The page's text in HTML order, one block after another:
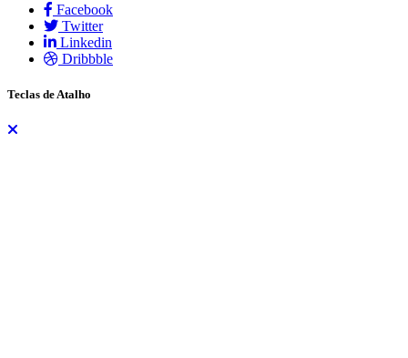
Facebook
Twitter
Linkedin
Dribbble
Teclas de Atalho